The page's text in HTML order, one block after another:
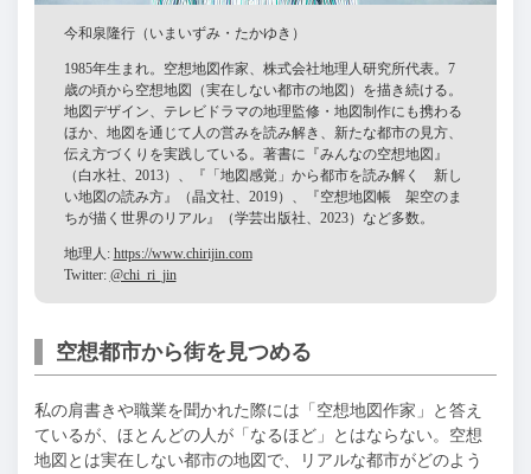
今和泉隆行（いまいずみ・たかゆき）
1985年生まれ。空想地図作家、株式会社地理人研究所代表。7
歳の頃から空想地図（実在しない都市の地図）を描き続ける。
地図デザイン、テレビドラマの地理監修・地図制作にも携わる
ほか、地図を通じて人の営みを読み解き、新たな都市の見方、
伝え方づくりを実践している。著書に『みんなの空想地図』
（白水社、2013）、『「地図感覚」から都市を読み解く 新し
い地図の読み方』（晶文社、2019）、『空想地図帳 架空のま
ちが描く世界のリアル』（学芸出版社、2023）など多数。
地理人: https://www.chirijin.com
Twitter: @chi_ri_jin
空想都市から街を見つめる
私の肩書きや職業を聞かれた際には「空想地図作家」と答え
ているが、ほとんどの人が「なるほど」とはならない。空想
地図とは実在しない都市の地図で、リアルな都市がどのよう